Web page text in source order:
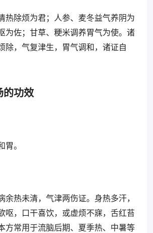
热除烦为君；人参、麦冬益气养阴为
为佐；甘草、粳米调养胃气为使。诸
除，气复津生，胃气调和，诸证自
的功效
和胃。
余热未清，气津两伤证。身热多汗，
呕，口干喜饮，或虚烦不寐，舌红苔
方常用于流脑后期、夏季热、中暑等